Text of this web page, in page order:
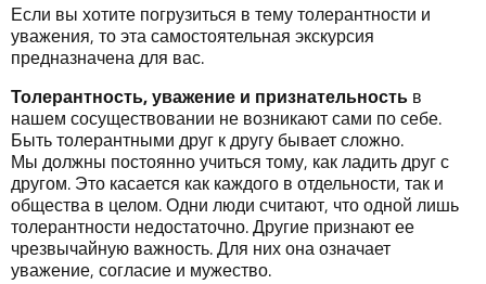
Если вы хотите погрузиться в тему толерантности и
уважения, то эта самостоятельная экскурсия
предназначена для вас.
Толерантность,уважение и признательность в
нашем сосуществовании не возникают сами по себе.
Быть толерантными друг к другу бывает сложно.
Мы должны постоянно учиться тому, как ладить друг с
другом. Это касается как каждого в отдельности, так и
общества в целом. Одни люди считают, что одной лишь
толерантности недостаточно. Другие признают ее
чрезвычайную важность. Для них она означает
уважение, согласие и мужество.